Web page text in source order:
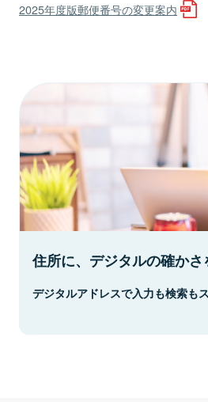
2025年度版郵便番号の変更案内
住所に、デジタルの確かさ
デジタルアドレスで入力も検索もス